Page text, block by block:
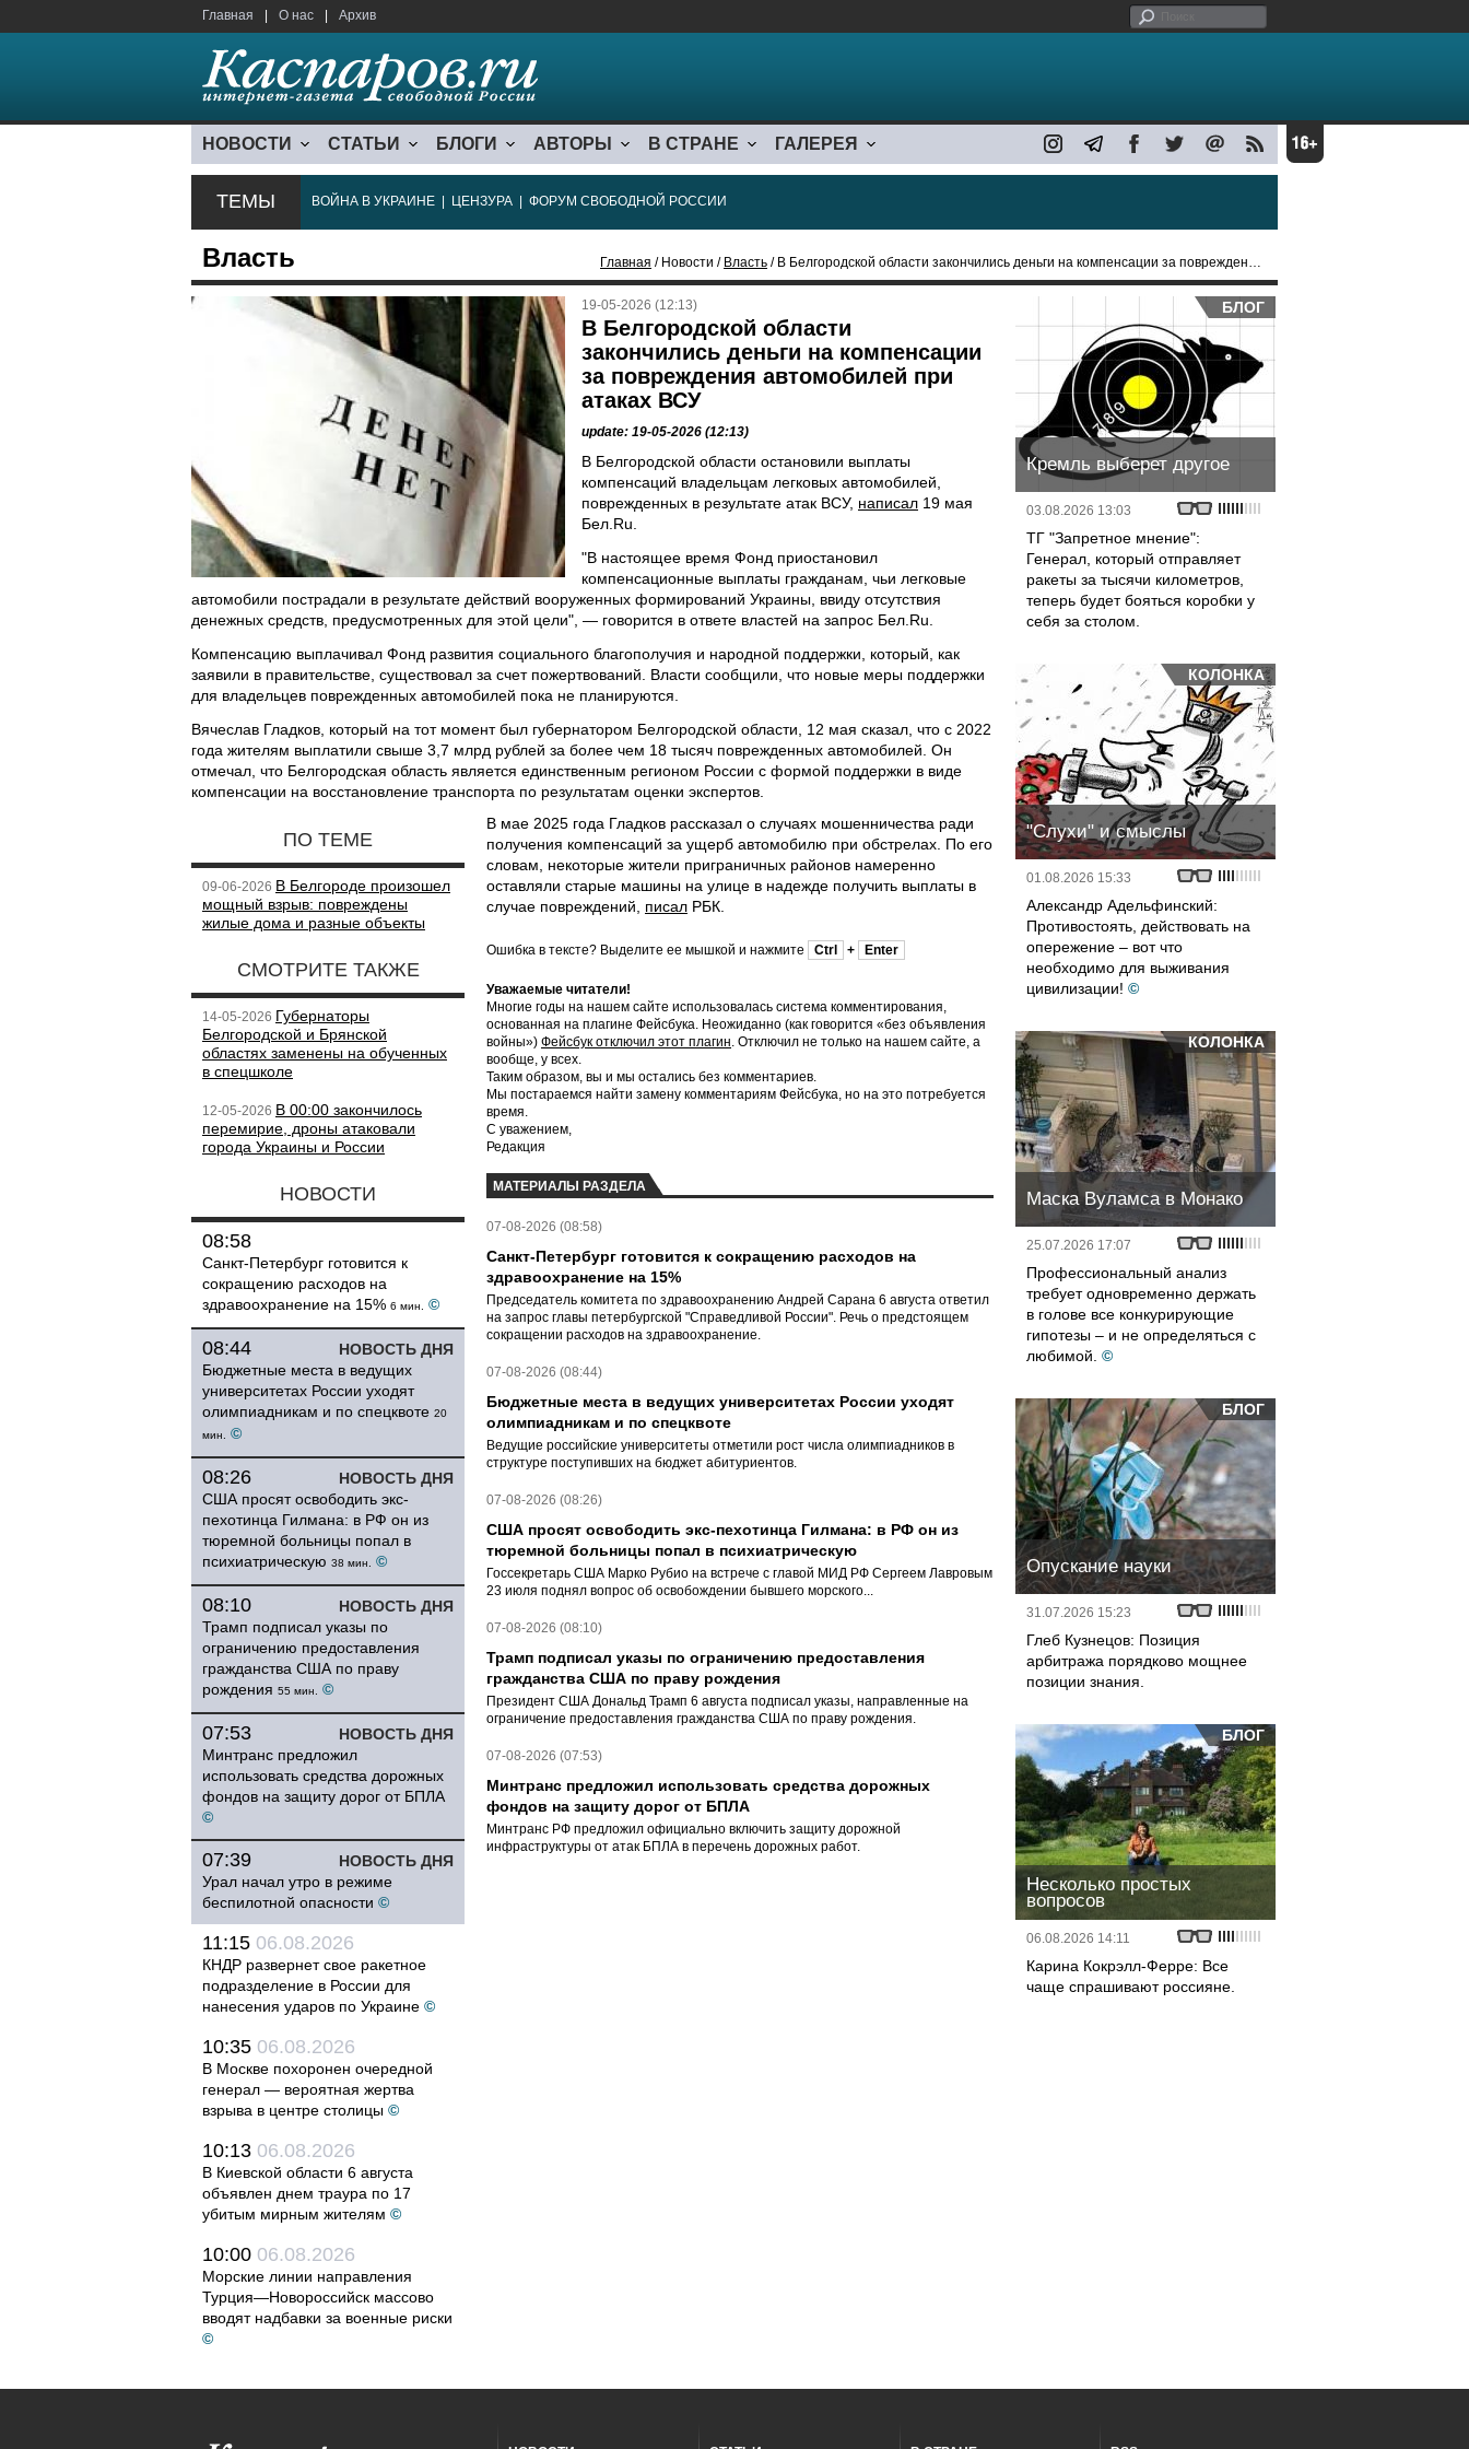
Главная О нас Архив
НОВОСТИ СТАТЬИ БЛОГИ АВТОРЫ В СТРАНЕ ГАЛЕРЕЯ
ТЕМЫ ВОЙНА В УКРАИНЕ ЦЕНЗУРА ФОРУМ СВОБОДНОЙ РОССИИ
Власть Главная / Новости / Власть / В Белгородской области закончились деньги на компенсации за повреждения автомобилей при атаках ВСУ
19-05-2026 (12:13)
В Белгородской области
закончились деньги на компенсации
за повреждения автомобилей при
атаках ВСУ
update: 19-05-2026 (12:13)
В Белгородской области остановили выплаты
компенсаций владельцам легковых автомобилей,
поврежденных в результате атак ВСУ, написал 19 мая
Бел.Ru.
"В настоящее время Фонд приостановил
компенсационные выплаты гражданам, чьи легковые
автомобили пострадали в результате действий вооруженных формирований Украины, ввиду отсутствия
денежных средств, предусмотренных для этой цели", — говорится в ответе властей на запрос Бел.Ru.
Компенсацию выплачивал Фонд развития социального благополучия и народной поддержки, который, как
заявили в правительстве, существовал за счет пожертвований. Власти сообщили, что новые меры поддержки
для владельцев поврежденных автомобилей пока не планируются.
Вячеслав Гладков, который на тот момент был губернатором Белгородской области, 12 мая сказал, что с 2022
года жителям выплатили свыше 3,7 млрд рублей за более чем 18 тысяч поврежденных автомобилей. Он
отмечал, что Белгородская область является единственным регионом России с формой поддержки в виде
компенсации на восстановление транспорта по результатам оценки экспертов.
ПО ТЕМЕ
09-06-2026 В Белгороде произошел
мощный взрыв: повреждены
жилые дома и разные объекты
СМОТРИТЕ ТАКЖЕ
14-05-2026 Губернаторы
Белгородской и Брянской
областях заменены на обученных
в спецшколе
12-05-2026 В 00:00 закончилось
перемирие, дроны атаковали
города Украины и России
НОВОСТИ
08:58
Санкт-Петербург готовится к
сокращению расходов на
здравоохранение на 15% 6 мин. ©
НОВОСТЬ ДНЯ
08:44
Бюджетные места в ведущих
университетах России уходят
олимпиадникам и по спецквоте 20
мин.
©
НОВОСТЬ ДНЯ
08:26
США просят освободить экс-
пехотинца Гилмана: в РФ он из
тюремной больницы попал в
психиатрическую 38 мин. ©
НОВОСТЬ ДНЯ
08:10
Трамп подписал указы по
ограничению предоставления
гражданства США по праву
рождения 55 мин. ©
НОВОСТЬ ДНЯ
07:53
Минтранс предложил
использовать средства дорожных
фондов на защиту дорог от БПЛА
©
НОВОСТЬ ДНЯ
07:39
Урал начал утро в режиме
беспилотной опасности ©
11:15 06.08.2026
КНДР развернет свое ракетное
подразделение в России для
нанесения ударов по Украине ©
10:35 06.08.2026
В Москве похоронен очередной
генерал — вероятная жертва
взрыва в центре столицы ©
10:13 06.08.2026
В Киевской области 6 августа
объявлен днем траура по 17
убитым мирным жителям ©
10:00 06.08.2026
Морские линии направления
Турция—Новороссийск массово
вводят надбавки за военные риски
©
В мае 2025 года Гладков рассказал о случаях мошенничества ради
получения компенсаций за ущерб автомобилю при обстрелах. По его
словам, некоторые жители приграничных районов намеренно
оставляли старые машины на улице в надежде получить выплаты в
случае повреждений, писал РБК.
Ошибка в тексте? Выделите ее мышкой и нажмите Ctrl + Enter
Уважаемые читатели!
Многие годы на нашем сайте использовалась система комментирования,
основанная на плагине Фейсбука. Неожиданно (как говорится «без объявления
войны») Фейсбук отключил этот плагин. Отключил не только на нашем сайте, а
вообще, у всех.
Таким образом, вы и мы остались без комментариев.
Мы постараемся найти замену комментариям Фейсбука, но на это потребуется
время.
С уважением,
Редакция
МАТЕРИАЛЫ РАЗДЕЛА
07-08-2026 (08:58)
Санкт-Петербург готовится к сокращению расходов на
здравоохранение на 15%
Председатель комитета по здравоохранению Андрей Сарана 6 августа ответил
на запрос главы петербургской "Справедливой России". Речь о предстоящем
сокращении расходов на здравоохранение.
07-08-2026 (08:44)
Бюджетные места в ведущих университетах России уходят
олимпиадникам и по спецквоте
Ведущие российские университеты отметили рост числа олимпиадников в
структуре поступивших на бюджет абитуриентов.
07-08-2026 (08:26)
США просят освободить экс-пехотинца Гилмана: в РФ он из
тюремной больницы попал в психиатрическую
Госсекретарь США Марко Рубио на встрече с главой МИД РФ Сергеем Лавровым
23 июля поднял вопрос об освобождении бывшего морского...
07-08-2026 (08:10)
Трамп подписал указы по ограничению предоставления
гражданства США по праву рождения
Президент США Дональд Трамп 6 августа подписал указы, направленные на
ограничение предоставления гражданства США по праву рождения.
07-08-2026 (07:53)
Минтранс предложил использовать средства дорожных
фондов на защиту дорог от БПЛА
Минтранс РФ предложил официально включить защиту дорожной
инфраструктуры от атак БПЛА в перечень дорожных работ.
БЛОГ
Кремль выберет другое
03.08.2026 13:03
ТГ "Запретное мнение":
Генерал, который отправляет
ракеты за тысячи километров,
теперь будет бояться коробки у
себя за столом.
КОЛОНКА
"Слухи" и смыслы
01.08.2026 15:33
Александр Адельфинский:
Противостоять, действовать на
опережение – вот что
необходимо для выживания
цивилизации! ©
КОЛОНКА
Маска Вуламса в Монако
25.07.2026 17:07
Профессиональный анализ
требует одновременно держать
в голове все конкурирующие
гипотезы – и не определяться с
любимой. ©
БЛОГ
Опускание науки
31.07.2026 15:23
Глеб Кузнецов: Позиция
арбитража порядково мощнее
позиции знания.
БЛОГ
Несколько простых
вопросов
06.08.2026 14:11
Карина Кокрэлл-Ферре: Все
чаще спрашивают россияне.